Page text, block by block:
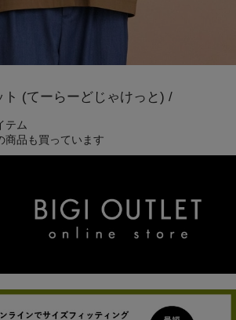
(てーらーどじゃけっと) /
テム
商品も買っています